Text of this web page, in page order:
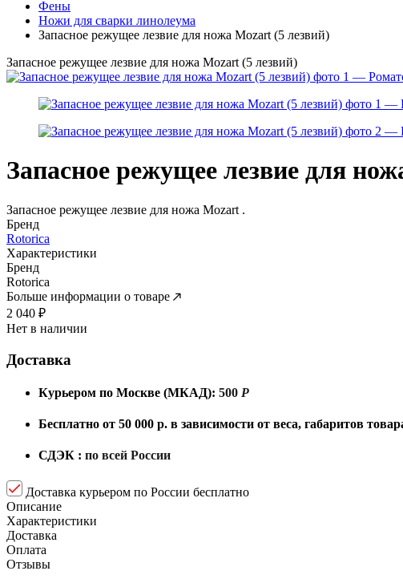
Фены
Ножи для сварки линолеума
Запасное режущее лезвие для ножа Mozart (5 лезвий)
Запасное режущее лезвие для ножа Mozart (5 лезвий)
Запасное режущее лезвие для
Запасное режущее лезвие для ножа Mozart .
Бренд
Rotorica
Характеристики
Бренд
Rotorica
Больше информации о товаре
2 040 ₽
Нет в наличии
Доставка
Курьером по Москве (МКАД): 500 Р
Бесплатно от 50 000 р. в зависимости от веса, габаритов
СДЭК : по всей России
Доставка курьером по России бесплатно
Описание
Характеристики
Доставка
Оплата
Отзывы